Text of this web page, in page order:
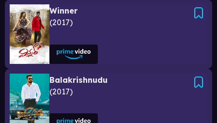
Winner
2017
Balakrishnudu
2017